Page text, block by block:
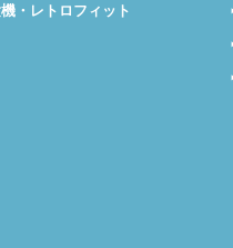
・レトロフィット